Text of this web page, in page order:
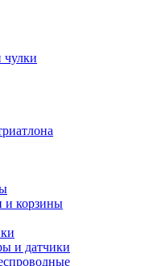
чулки
и корзины
и датчики